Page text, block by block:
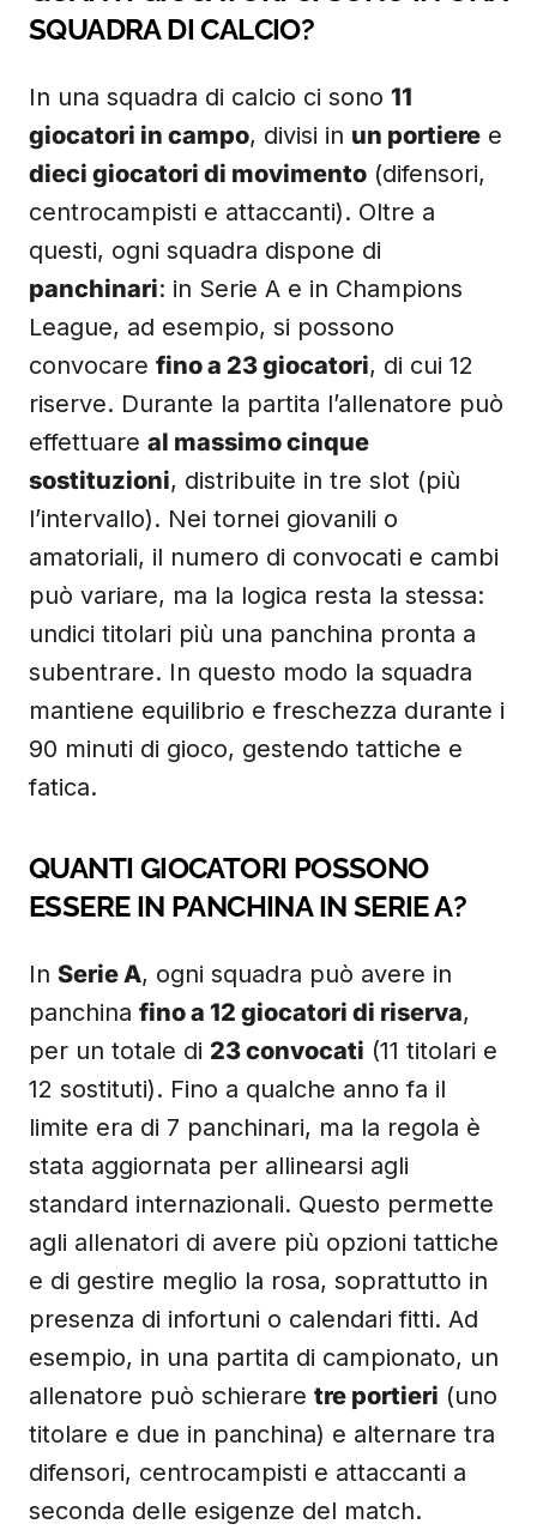
SQUADRA DI CALCIO?
In una squadra di calcio ci sono 11
giocatori in campo, divisi in un portiere e
dieci giocatori di movimento (difensori,
centrocampisti e attaccanti). Oltre a
questi, ogni squadra dispone di
panchinari: in Serie A e in Champions
League, ad esempio, si possono
convocare fino a 23 giocatori, di cui 12
riserve. Durante la partita l’allenatore può
effettuare al massimo cinque
sostituzioni, distribuite in tre slot (più
l’intervallo). Nei tornei giovanili o
amatoriali, il numero di convocati e cambi
può variare, ma la logica resta la stessa:
undici titolari più una panchina pronta a
subentrare. In questo modo la squadra
mantiene equilibrio e freschezza durante i
90 minuti di gioco, gestendo tattiche e
fatica.
QUANTI GIOCATORI POSSONO
ESSERE IN PANCHINA IN SERIE A?
In Serie A, ogni squadra può avere in
panchina fino a 12 giocatori di riserva,
per un totale di 23 convocati (11 titolari e
12 sostituti). Fino a qualche anno fa il
limite era di 7 panchinari, ma la regola è
stata aggiornata per allinearsi agli
standard internazionali. Questo permette
agli allenatori di avere più opzioni tattiche
e di gestire meglio la rosa, soprattutto in
presenza di infortuni o calendari fitti. Ad
esempio, in una partita di campionato, un
allenatore può schierare tre portieri (uno
titolare e due in panchina) e alternare tra
difensori, centrocampisti e attaccanti a
seconda delle esigenze del match.